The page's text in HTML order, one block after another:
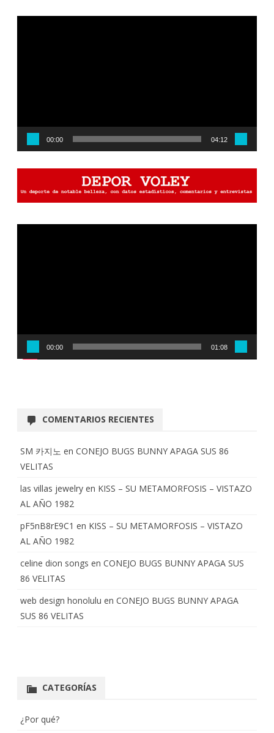
Reproductor
00:00 04:12
Reproductor
00:00 01:08
COMENTARIOS RECIENTES
SM 카지노 en CONEJO BUGS BUNNY APAGA SUS 86
VELITAS
las villas jewelry en KISS – SU METAMORFOSIS – VISTAZO
AL AÑO 1982
pF5nB8rE9C1 en KISS – SU METAMORFOSIS – VISTAZO
AL AÑO 1982
celine dion songs en CONEJO BUGS BUNNY APAGA SUS
86 VELITAS
web design honolulu en CONEJO BUGS BUNNY APAGA
SUS 86 VELITAS
CATEGORÍAS
¿Por qué?